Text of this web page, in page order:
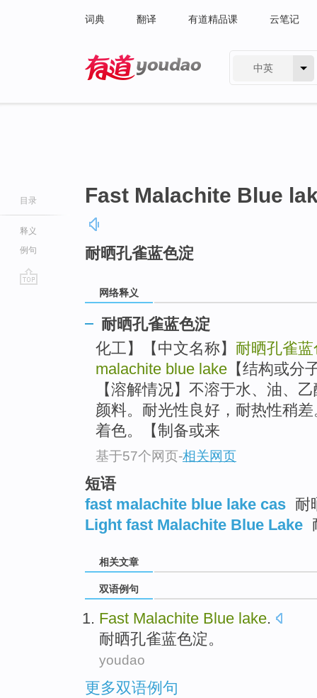
词典 翻译 有道精品课 云笔记
中英
目录
释义
例句
Fast Malachite Blue
耐晒孔雀蓝色淀
网络释义
耐晒孔雀蓝色淀
化工】【中文名称】 耐晒孔雀
malachite blue lake 【结构或分
【溶解情况】不溶于水、油、
颜料。耐光性良好，耐热性稍
着色。【制备或来
基于57个网页-相关网页
短语
fast malachite blue lake cas 耐
Light fast Malachite Blue Lake
相关文章
双语例句
Fast Malachite Blue lake.
耐晒孔雀蓝色淀。
youdao
更多双语例句